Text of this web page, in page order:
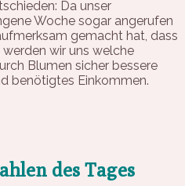
Da unser
Woche sogar angerufen
gemacht hat, dass
wir uns welche
Blumen sicher bessere
benötigtes Einkommen.
des Tages